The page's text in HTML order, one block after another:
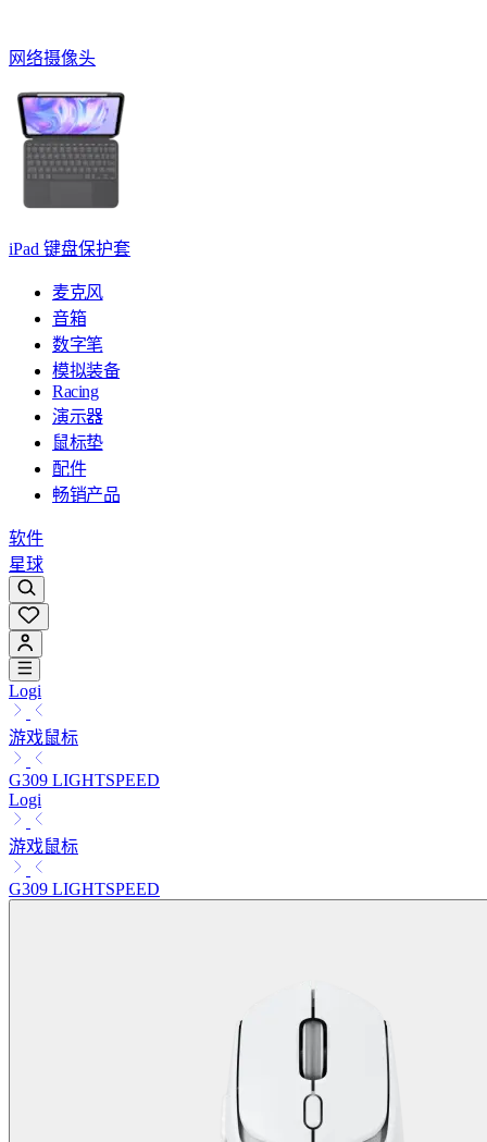
网络摄像头
iPad 键盘保护套
麦克风
音箱
数字笔
模拟装备
Racing
演示器
鼠标垫
配件
畅销产品
软件
星球
Logi
游戏鼠标
G309 LIGHTSPEED
Logi
游戏鼠标
G309 LIGHTSPEED